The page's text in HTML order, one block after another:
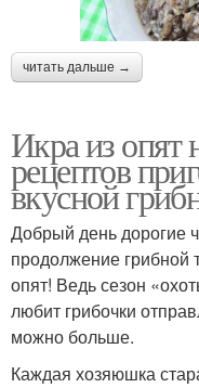
читать дальше →
Икра из
рецептов
вкусной
Добрый день дорогие
продолжение грибной
опят! Ведь сезон
любит грибочки
можно больше.
Каждая хозяюшка